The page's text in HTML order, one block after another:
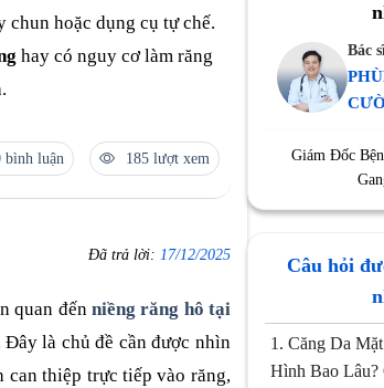
chun hoặc dụng cụ tự chế.
hay có nguy cơ làm răng
bình luận 185 lượt xem
Đã trả lời: 17/12/2025
quan đến niềng răng hô tại
Đây là chủ đề cần được nhìn
can thiệp trực tiếp vào răng,
Bác
Giám Đốc
Câu hỏi
1. Căng Da
Hình Bao Lâu?